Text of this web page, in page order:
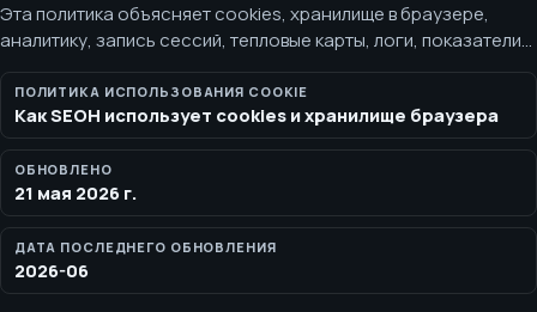
Эта политика объясняет cookies, хранилище в браузере,
аналитику, запись сессий, тепловые карты, логи, показатели
производительности и диагностический трекинг, которые
SEOH может использовать после получения согласия
посетителя. У SEOH зарезервирован идентификатор
измерения Google Analytics 4 для будущих измерений: G-
V7DPZPZJJ7. В активном режиме, при включённых флагах
развёртывания и согласии на аналитику, SEOH использует
PostHog Cloud EU для согласованной по согласию аналитики,
продуктовой аналитики, записи сессий, тепловых карт, Web
Vitals, отслеживания ошибок, логов, опросов, IP/устройств-
ПОЛИТИКА ИСПОЛЬЗОВАНИЯ COOKIE
Как SEOH использует cookies и хранилище браузера
ОБНОВЛЕНО
21 мая 2026 г.
ДАТА ПОСЛЕДНЕГО ОБНОВЛЕНИЯ
2026-06